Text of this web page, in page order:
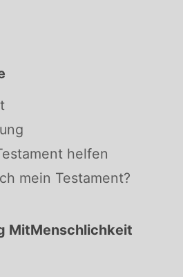
helfen
mein Testament?
MitMenschlichkeit